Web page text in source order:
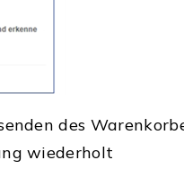
des
wiederholt